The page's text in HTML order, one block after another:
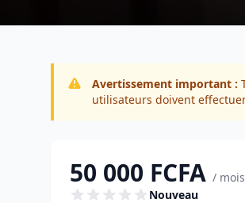
Avertissement important :
utilisateurs doivent
50 000 FCFA / mois
Nouveau